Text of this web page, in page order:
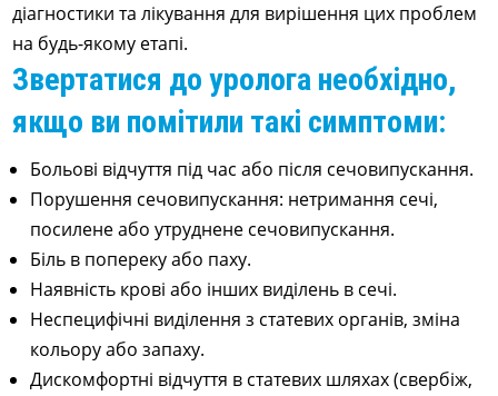
діагностики та лікування для вирішення цих проблем
на будь-якому етапі.
Звертатися до уролога необхідно,
якщо ви помітили такі симптоми:
Больові відчуття під час або після сечовипускання.
Порушення сечовипускання: нетримання сечі,
посилене або утруднене сечовипускання.
Біль в попереку або паху.
Наявність крові або інших виділень в сечі.
Неспецифічні виділення з статевих органів, зміна
кольору або запаху.
Дискомфортні відчуття в статевих шляхах (свербіж,